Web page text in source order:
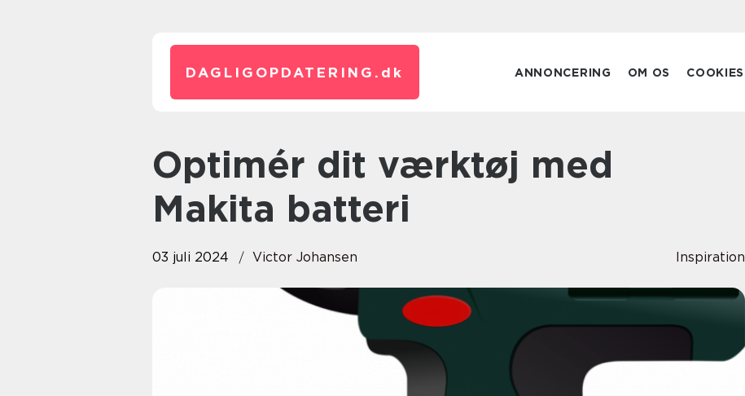
DAGLIGOPDATERING. dk ANNONCERING OM OS COOKIES
Optimér dit værktøj med
Makita batteri
03 juli 2024 Victor Johansen Inspiration